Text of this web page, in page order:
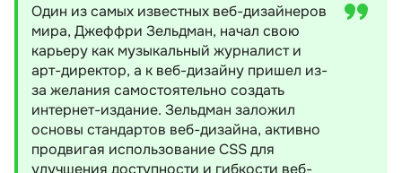
Один из самых известных веб-дизайнеров
мира, Джеффри Зельдман, начал свою
карьеру как музыкальный журналист и
арт-директор, а к веб-дизайну пришел из-
за желания самостоятельно создать
интернет-издание. Зельдман заложил
основы стандартов веб-дизайна, активно
продвигая использование CSS для
улучшения доступности и гибкости веб-